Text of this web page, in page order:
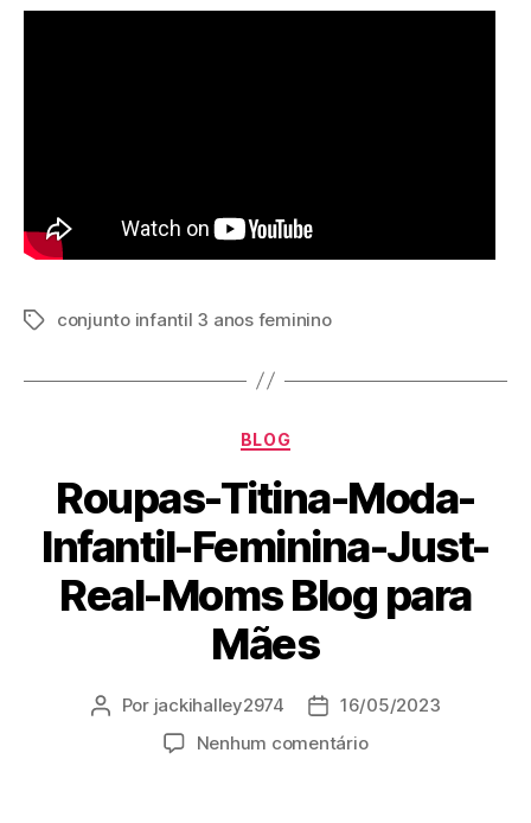
Tagsconjunto infantil 3 anos feminino
Categorias
BLOG
Roupas-Titina-Moda-
Infantil-Feminina-Just-
Real-Moms Blog para
Mães
Autor
Por jackihalley2974
Data
de
16/05/2023
Nenhum comentárioem